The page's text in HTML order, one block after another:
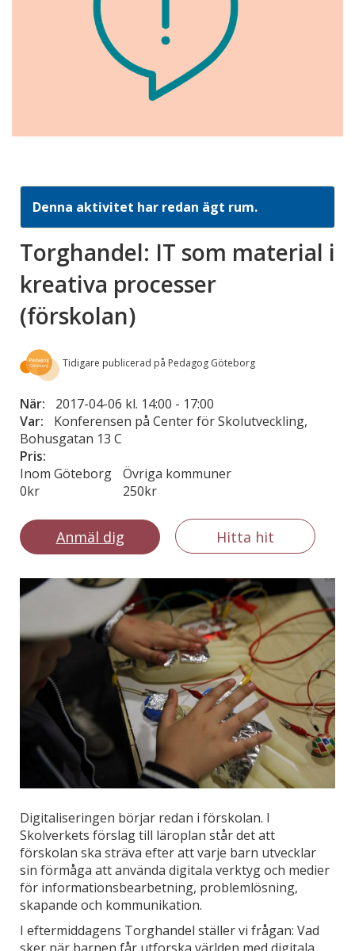
Denna aktivitet har redan ägt rum.
Torghandel: IT som material i
kreativa processer
(förskolan)
Tidigare publicerad på Pedagog Göteborg
När: 2017-04-06 kl. 14:00 - 17:00
Var:
Konferensen på Center för Skolutveckling,
Bohusgatan 13 C
Pris:
Inom Göteborg
0kr
Övriga kommuner
250kr
Anmäl dig Hitta hit
Digitaliseringen börjar redan i förskolan. I
Skolverkets förslag till läroplan står det att
förskolan ska sträva efter att varje barn utvecklar
sin förmåga att använda digitala verktyg och medier
för informationsbearbetning, problemlösning,
skapande och kommunikation.
I eftermiddagens Torghandel ställer vi frågan: Vad